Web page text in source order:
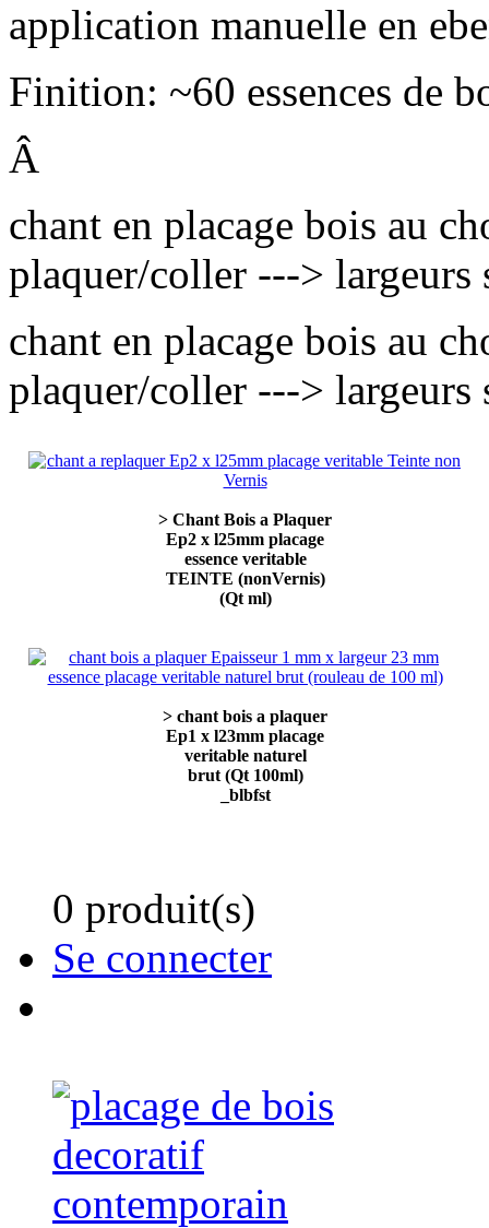
application manuelle en
Finition: ~60 essences de
Â
chant en placage bois au
plaquer/coller ---> largeurs
chant en placage bois au
plaquer/coller ---> largeurs
> Chant Bois a Plaquer
Ep2 x l25mm placage
essence veritable
TEINTE (nonVernis)
(Qt ml)
> chant bois a plaquer
Ep1 x l23mm placage
veritable naturel
brut (Qt 100ml)
_blbfst
0 produit(s)
Se connecter